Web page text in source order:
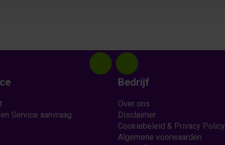
Service aanvraag
Bedrijf
Over ons
Disclaimer
Cookiebeleid & Privacy Policy
Algemene voorwaarden